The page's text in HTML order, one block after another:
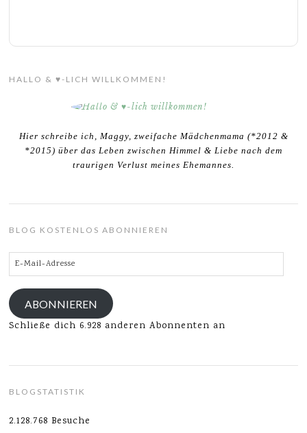
HALLO & ♥-LICH WILLKOMMEN!
Hier schreibe ich, Maggy, zweifache Mädchenmama (*2012 &
*2015) über das Leben zwischen Himmel & Liebe nach dem
traurigen Verlust meines Ehemannes.
BLOG KOSTENLOS ABONNIEREN
E-
Mail-
Adresse
ABONNIEREN
Schließe dich 6.928 anderen Abonnenten an
BLOGSTATISTIK
2.128.768 Besuche